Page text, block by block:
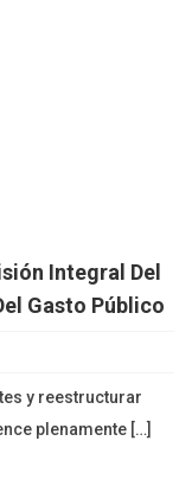
Integral Del
Gasto Público
y reestructurar
plenamente […]